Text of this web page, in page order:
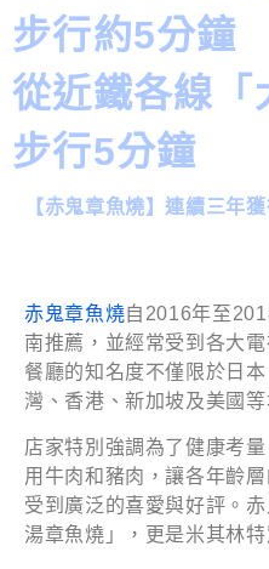
步行約5分鐘
從近鐵各線「
步行5分鐘
【赤鬼章魚燒】連續三年
赤鬼章魚燒自2016年至
南推薦，並經常受到各大
餐廳的知名度不僅限於日
灣、香港、新加坡及美國
店家特別強調為了健康考
用牛肉和豬肉，讓各年齡
受到廣泛的喜愛與好評。
湯章魚燒」，更是米其林